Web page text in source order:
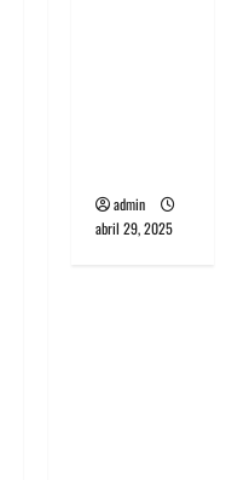
admin
abril 29, 2025